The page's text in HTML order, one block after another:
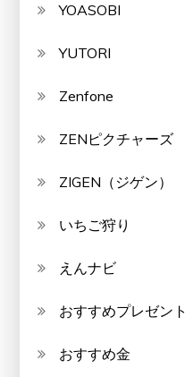
YOASOBI
YUTORI
Zenfone
ZENピクチャーズ
ZIGEN（ジゲン）
いちご狩り
えんナビ
おすすめプレゼント
おすすめ金